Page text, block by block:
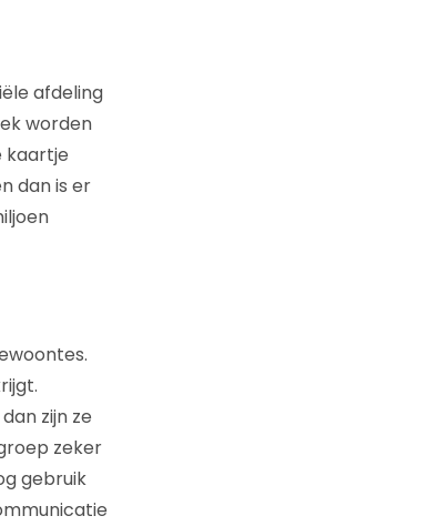
afdeling
worden
kaartje
dan is er
zijn ze
zeker
gebruik